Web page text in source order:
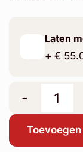
Laten
+ €
-